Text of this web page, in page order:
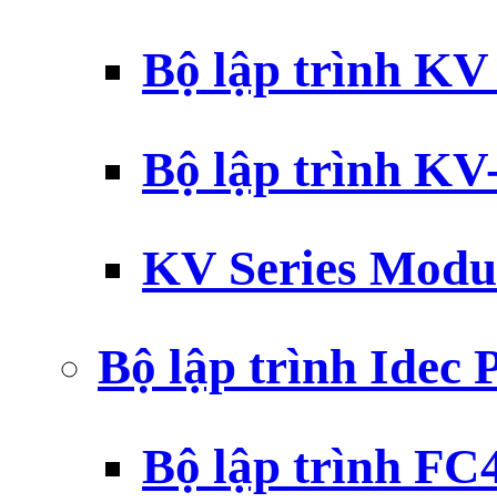
Bộ lập trình
Bộ lập trình
KV Series
Bộ lập trình Idec
Bộ lập trình